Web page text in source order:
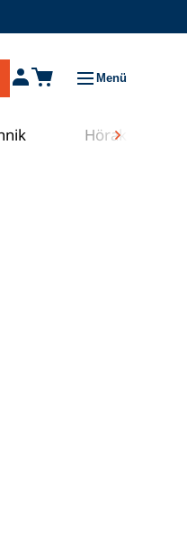
Menü
Hörakustik